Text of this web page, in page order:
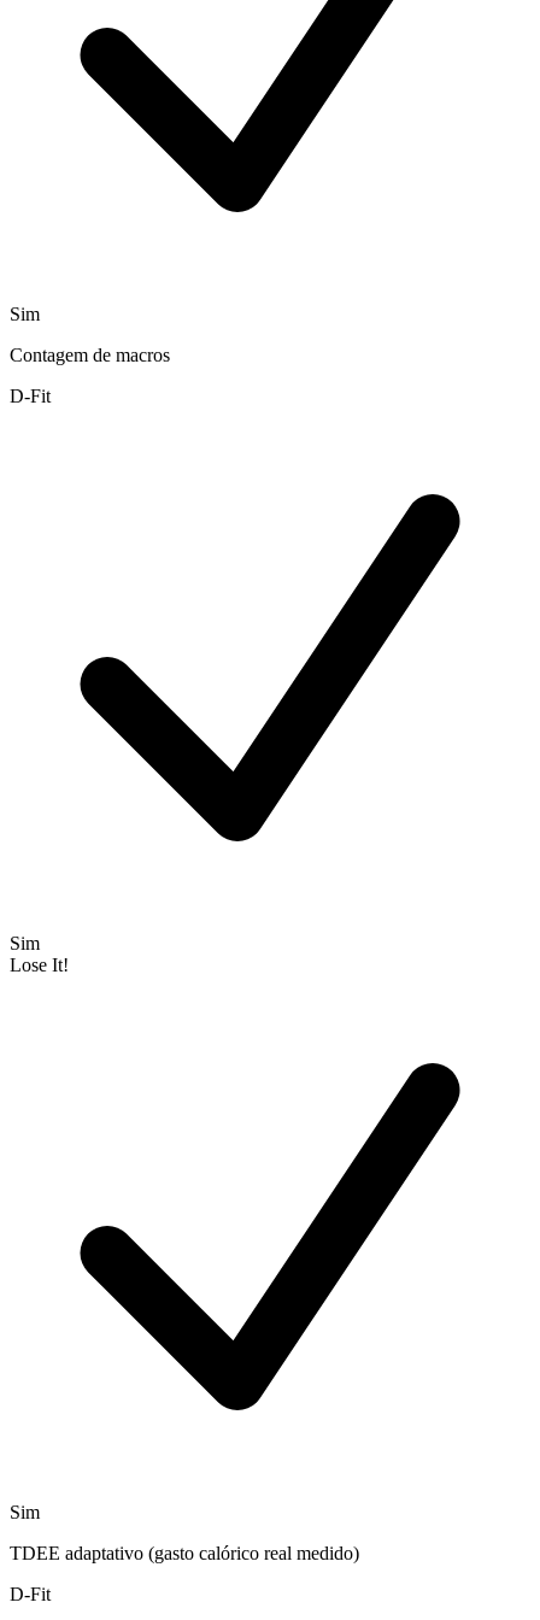
Sim
Contagem de macros
D-Fit
Sim
Lose It!
Sim
TDEE adaptativo (gasto calórico real medido)
D-Fit